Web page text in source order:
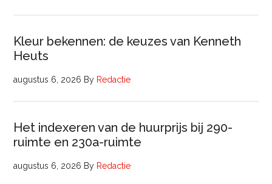
Kleur bekennen: de keuzes van Kenneth
Heuts
augustus 6, 2026 By Redactie
Het indexeren van de huurprijs bij 290-
ruimte en 230a-ruimte
augustus 6, 2026 By Redactie